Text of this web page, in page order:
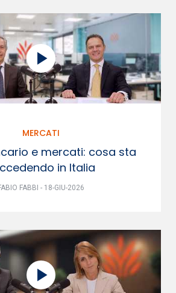
MERCATI
e mercati: cosa sta
in Italia
FABBI - 18-GIU-2026